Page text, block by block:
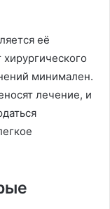
её
минимален.
лечение, и